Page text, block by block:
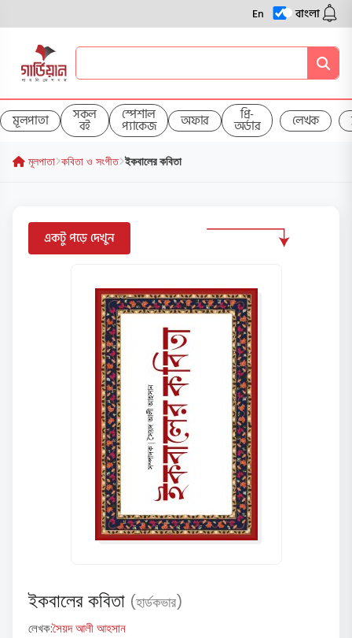
En বাংলা
মূলপাতা সকল
বই
স্পেশাল
প্যাকেজ অফার প্রি-
অর্ডার লেখক
মূলপাতা কবিতা ও সংগীত ইকবালের কবিতা
একটু পড়ে দেখুন
ইকবালের কবিতা (হার্ডকভার)
লেখক:সৈয়দ আলী আহসান